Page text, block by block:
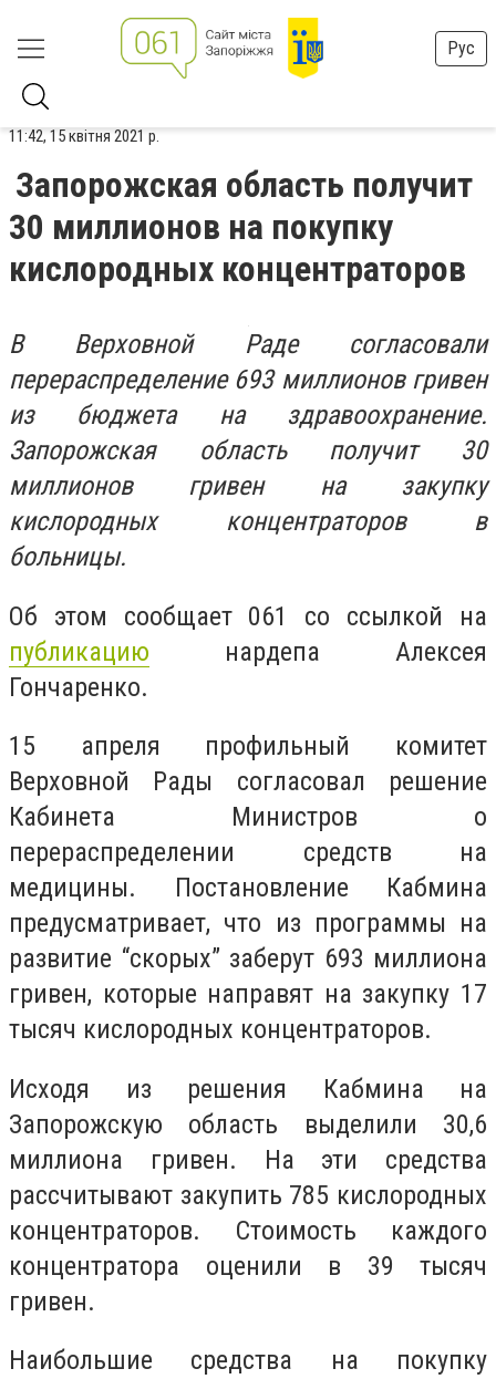
Рус
11:42, 15 квітня 2021 р.
Запорожская область получит
30 миллионов на покупку
кислородных концентраторов
В Верховной Раде согласовали
перераспределение 693 миллионов гривен
из бюджета на здравоохранение.
Запорожская область получит 30
миллионов гривен на закупку
кислородных концентраторов в
больницы.
Об этом сообщает 061 со ссылкой на
публикацию нардепа Алексея
Гончаренко.
15 апреля профильный комитет
Верховной Рады согласовал решение
Кабинета Министров о
перераспределении средств на
медицины. Постановление Кабмина
предусматривает, что из программы на
развитие “скорых” заберут 693 миллиона
гривен, которые направят на закупку 17
тысяч кислородных концентраторов.
Исходя из решения Кабмина на
Запорожскую область выделили 30,6
миллиона гривен. На эти средства
рассчитывают закупить 785 кислородных
концентраторов. Стоимость каждого
концентратора оценили в 39 тысяч
гривен.
Наибольшие средства на покупку